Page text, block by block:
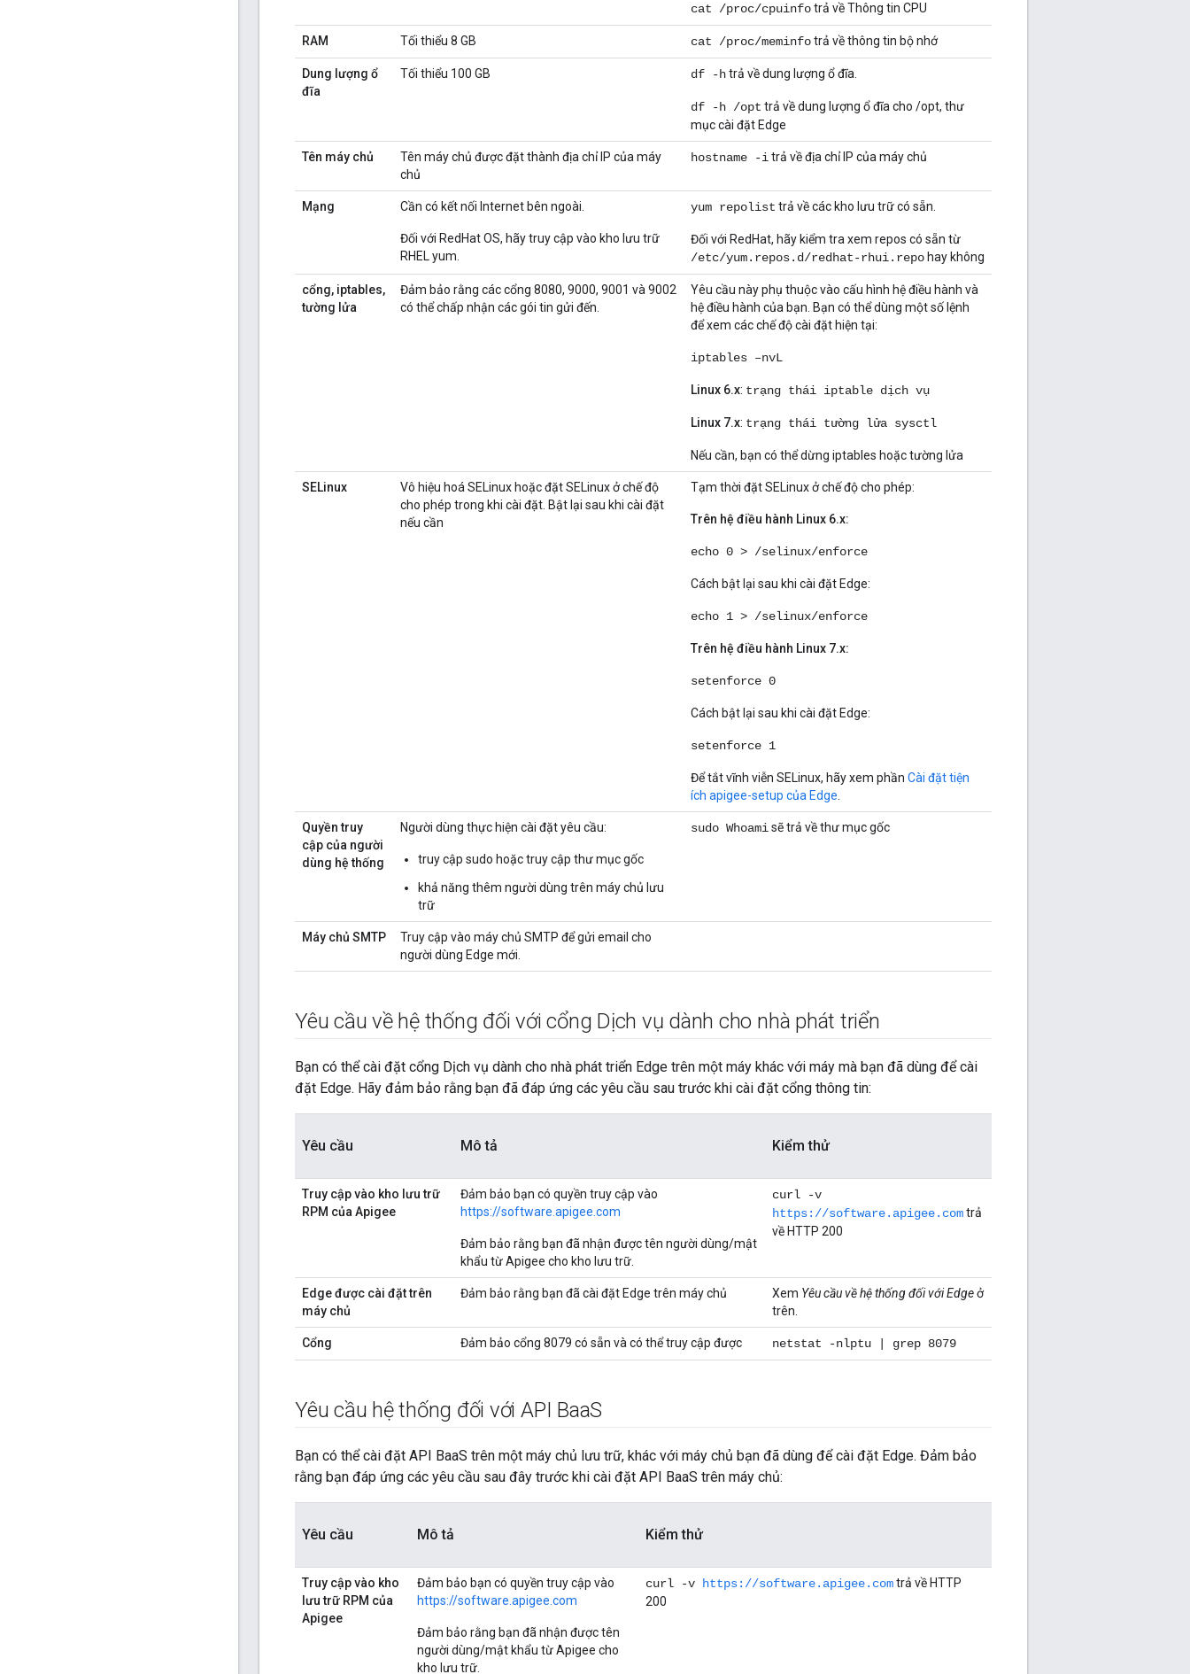
cat /proc/cpuinfotrả về Thông tin CPU
RAM Tối thiểu 8 GB cat /proc/meminfotrả về thông tin bộ nhớ
Dung lượng ổ
đĩa
Tối thiểu 100 GB df -htrả về dung lượng ổ đĩa.
df -h /opt trả về dung lượng ổ đĩa cho /opt, thư
mục cài đặt Edge
Tên máy chủ
Tên máy chủ được đặt thành địa chỉ IP của máy
chủ
hostname -itrả về địa chỉ IP của máy chủ
Mạng Cần có kết nối Internet bên ngoài.
Đối với RedHat OS, hãy truy cập vào kho lưu trữ
RHEL yum.
yum repolist trả về các kho lưu trữ có sẵn.
Đối với RedHat, hãy kiểm tra xem repos có sẵn từ
/etc/yum.repos.d/redhat-rhui.repo hay không
cổng, iptables,
tường lửa
Đảm bảo rằng các cổng 8080, 9000, 9001 và 9002
có thể chấp nhận các gói tin gửi đến.
Yêu cầu này phụ thuộc vào cấu hình hệ điều hành và
hệ điều hành của bạn. Bạn có thể dùng một số lệnh
để xem các chế độ cài đặt hiện tại:
iptables –nvL
Linux 6.x: trạng thái iptable dịch vụ
Linux 7.x: trạng thái tường lửa sysctl
Nếu cần, bạn có thể dừng iptables hoặc tường lửa
SELinux
Vô hiệu hoá SELinux hoặc đặt SELinux ở chế độ
cho phép trong khi cài đặt. Bật lại sau khi cài đặt
nếu cần
Tạm thời đặt SELinux ở chế độ cho phép:
Trên hệ điều hành Linux 6.x:
echo 0 > /selinux/enforce
Cách bật lại sau khi cài đặt Edge:
echo 1 > /selinux/enforce
Trên hệ điều hành Linux 7.x:
setenforce 0
Cách bật lại sau khi cài đặt Edge:
setenforce 1
Để tắt vĩnh viễn SELinux, hãy xem phần Cài đặt tiện
ích apigee-setup của Edge
Quyền truy
cập của người
dùng hệ thống
Người dùng thực hiện cài đặt yêu cầu:
truy cập sudo hoặc truy cập thư mục gốc
khả năng thêm người dùng trên máy chủ lưu
trữ
sudo Whoamisẽ trả về thư mục gốc
Máy chủ SMTP
Truy cập vào máy chủ SMTP để gửi email cho
người dùng Edge mới.
Yêu cầu về hệ thống đối với cổng Dịch vụ dành cho nhà phát triển
Bạn có thể cài đặt cổng Dịch vụ dành cho nhà phát triển Edge trên một máy khác với máy mà bạn đã dùng để cài
đặt Edge. Hãy đảm bảo rằng bạn đã đáp ứng các yêu cầu sau trước khi cài đặt cổng thông tin:
Yêu cầu Mô tả Kiểm thử
Truy cập vào kho lưu trữ
RPM của Apigee
Đảm bảo bạn có quyền truy cập vào
https://software.apigee.com
Đảm bảo rằng bạn đã nhận được tên người dùng/mật
khẩu từ Apigee cho kho lưu trữ.
curl -v
https://software.apigee.comtrả
về HTTP 200
Edge được cài đặt trên
máy chủ
Đảm bảo rằng bạn đã cài đặt Edge trên máy chủ Xem Yêu cầu về hệ thống đối với Edgeở
trên.
Cổng Đảm bảo cổng 8079 có sẵn và có thể truy cập được netstat -nlptu | grep 8079
Yêu cầu hệ thống đối với API BaaS
Bạn có thể cài đặt API BaaS trên một máy chủ lưu trữ, khác với máy chủ bạn đã dùng để cài đặt Edge. Đảm bảo
rằng bạn đáp ứng các yêu cầu sau đây trước khi cài đặt API BaaS trên máy chủ:
Yêu cầu Mô tả Kiểm thử
Truy cập vào kho
lưu trữ RPM của
Apigee
Đảm bảo bạn có quyền truy cập vào
https://software.apigee.com
Đảm bảo rằng bạn đã nhận được tên
người dùng/mật khẩu từ Apigee cho
kho lưu trữ.
curl -v https://software.apigee.comtrả về HTTP
200